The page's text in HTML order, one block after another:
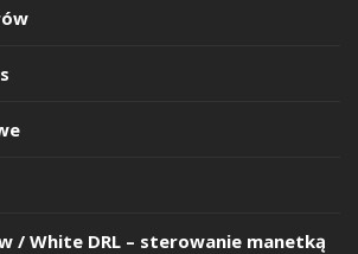
/ White DRL – sterowanie manetką